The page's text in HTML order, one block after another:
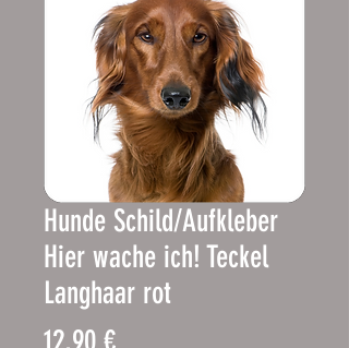
Hunde Schild/Aufkleber
Hier wache ich! Teckel
Langhaar rot
Pris